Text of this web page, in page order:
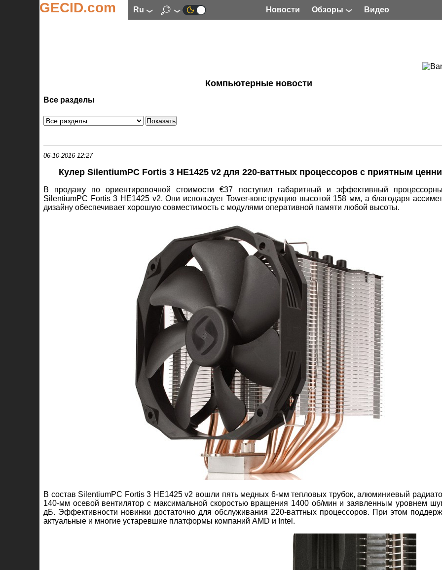
GECID.com ru Новости Обзоры Видео
Компьютерные новости
Все разделы
06-10-2016 12:27
Кулер SilentiumPC Fortis 3 HE1425 v2 для 220-ваттных процессоров с приятным
В продажу по ориентировочной стоимости €37 поступил габаритный и эффективный
SilentiumPC Fortis 3 HE1425 v2. Они использует Tower-конструкцию высотой 158 мм, а благодаря
дизайну обеспечивает хорошую совместимость с модулями оперативной памяти любой высоты.
В состав SilentiumPC Fortis 3 HE1425 v2 вошли пять медных 6-мм тепловых трубок, алюминиевый
140-мм осевой вентилятор с максимальной скоростью вращения 1400 об/мин и заявленным уровнем
дБ. Эффективности новинки достаточно для обслуживания 220-ваттных процессоров. При этом
актуальные и многие устаревшие платформы компаний AMD и Intel.